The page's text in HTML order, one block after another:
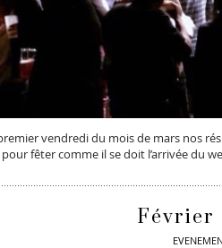
vendredi du mois de mars nos
fêter comme il se doit l’arrivée du
Février